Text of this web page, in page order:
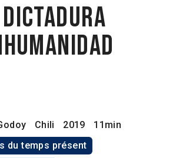
dictadura
Chili 2019
11min
du temps présent